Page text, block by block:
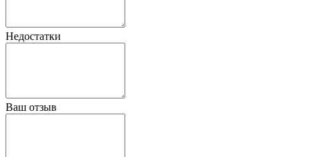
Недостатки
Ваш отзыв